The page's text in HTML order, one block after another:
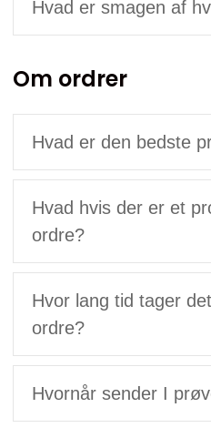
Hvad er smagen af
Om ordrer
Hvad er den bedste
Hvad hvis der er et
ordre?
Hvor lang tid tager
ordre?
Hvornår sender I